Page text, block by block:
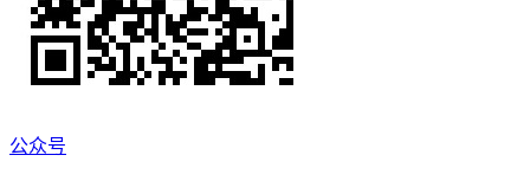
公众号